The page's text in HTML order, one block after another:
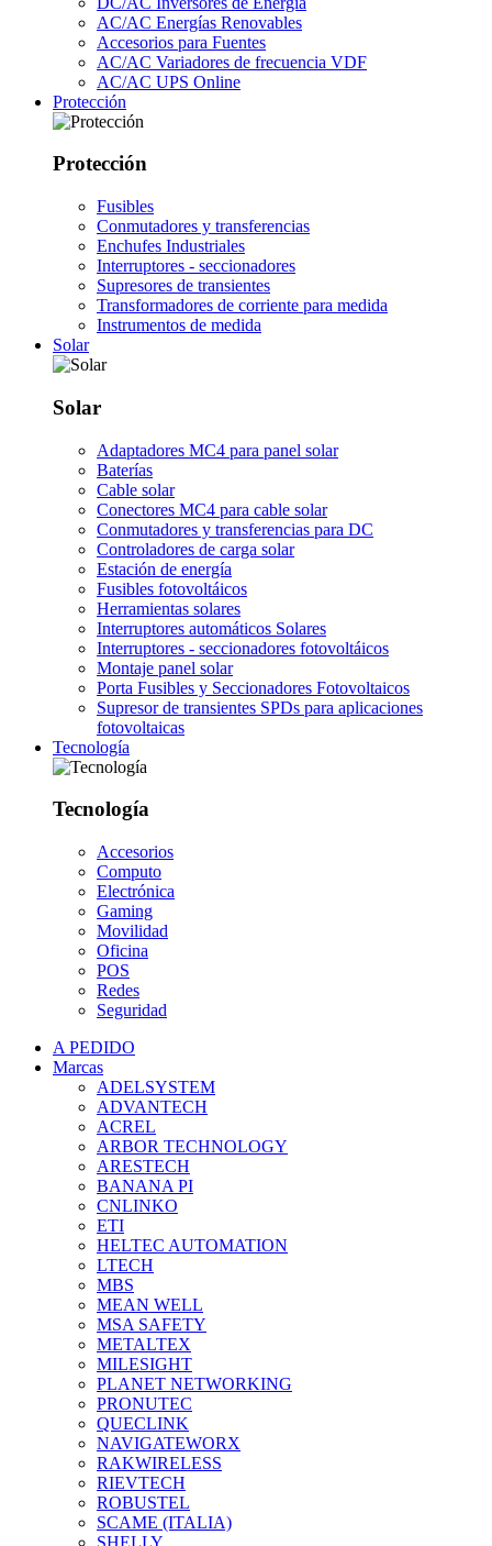
AC/AC Energías Renovables
Accesorios para Fuentes
AC/AC Variadores de frecuencia VDF
AC/AC UPS Online
Protección
Protección
Fusibles
Conmutadores y transferencias
Enchufes Industriales
Interruptores - seccionadores
Supresores de transientes
Transformadores de corriente para medida
Instrumentos de medida
Solar
Solar
Adaptadores MC4 para panel solar
Baterías
Cable solar
Conectores MC4 para cable solar
Conmutadores y transferencias para DC
Controladores de carga solar
Estación de energía
Fusibles fotovoltáicos
Herramientas solares
Interruptores automáticos Solares
Interruptores - seccionadores fotovoltáicos
Montaje panel solar
Porta Fusibles y Seccionadores Fotovoltaicos
Supresor de transientes SPDs para aplicaciones
fotovoltaicas
Tecnología
Tecnología
Accesorios
Computo
Electrónica
Gaming
Movilidad
Oficina
POS
Redes
Seguridad
A PEDIDO
Marcas
ADELSYSTEM
ADVANTECH
ACREL
ARBOR TECHNOLOGY
ARESTECH
BANANA PI
CNLINKO
ETI
HELTEC AUTOMATION
LTECH
MBS
MEAN WELL
MSA SAFETY
METALTEX
MILESIGHT
PLANET NETWORKING
PRONUTEC
QUECLINK
NAVIGATEWORX
RAKWIRELESS
RIEVTECH
ROBUSTEL
SCAME (ITALIA)
SHELLY